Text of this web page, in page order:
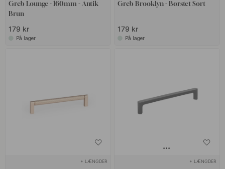
lægger stor vægt på at tilbyde produkter af højeste kvalitet, der
lever op til dine forventninger.
Greb Lounge - 160mm - Antik
Brun
179 kr
På lager
Greb Brooklyn - Børstet Sort
179 kr
På lager
+ LÆNGDER + LÆNGDER